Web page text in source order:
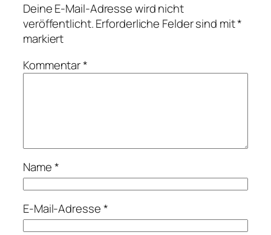
Deine E-Mail-Adresse wird nicht
veröffentlicht.Erforderliche Felder sind mit*
markiert
Kommentar*
Name*
E-Mail-Adresse*